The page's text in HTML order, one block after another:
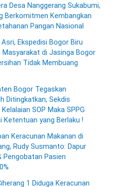
Desa Nanggerang Sukabumi,
Berkomitmen Kembangkan
Pangan Nasional
Ekspedisi Bogor Biru
di Jasinga Bogor
Tidak Membuang
Bogor Tegaskan
Ditingkatkan, Sekdis
SOP Maka SPPG
Ketentuan yang Berlaku !
Keracunan Makanan di
Rudy Susmanto: Dapur
Pengobatan Pasien
1 Diduga Keracunan